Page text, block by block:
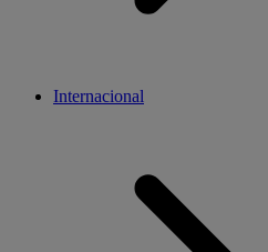
Internacional